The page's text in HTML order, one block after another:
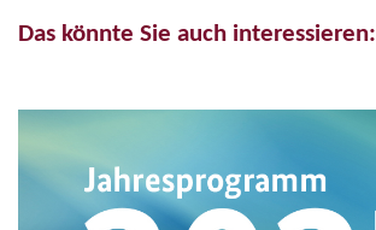
Das könnte Sie auch interessieren: